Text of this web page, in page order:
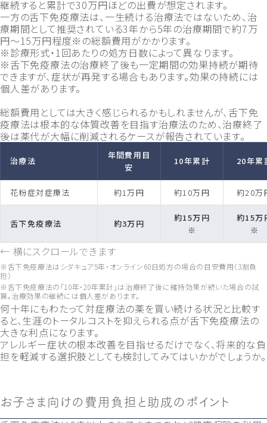
継続すると累計で30万円ほどの出費が想定されます。
一方の舌下免疫療法は、一生続ける治療法ではないため、治
療期間として推奨されている3年から5年の治療期間で約7万
円～15万円程度※の総額費用がかかります。
※診療形式・1回あたりの処方日数によって異なります。
※舌下免疫療法の治療終了後も一定期間の効果持続が期待
できますが、症状が再発する場合もあります。効果の持続には
個人差があります。
総額費用としては大きく感じられるかもしれませんが、舌下免
疫療法は根本的な体質改善を目指す治療法のため、治療終了
後は薬代が大幅に削減されるケースが報告されています。
治療法
年間費用目
安
10年累計 20年累
花粉症対症療法 約1万円 約10万円 約20万
舌下免疫療法 約3万円
約15万円
※
約15万
※
← 横にスクロールできます
※舌下免疫療法はシダキュア5年・オンライン60日処方の場合の目安費用（3割負
担）
※舌下免疫療法の「10年・20年累計」は治療終了後に維持効果が続いた場合の試
算。治療効果の継続には個人差があります。
何十年にもわたって対症療法の薬を買い続ける状況と比較す
ると、生涯のトータルコストを抑えられる点が舌下免疫療法の
大きな利点になります。
アレルギー症状の根本改善を目指せるだけでなく、将来的な負
担を軽減する選択肢としても検討してみてはいかがでしょうか。
お子さま向けの費用負担と助成のポイント